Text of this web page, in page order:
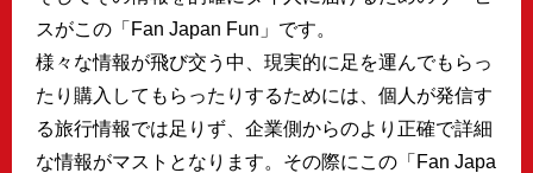
スがこの「Fan Japan Fun」です。
様々な情報が飛び交う中、現実的に足を運んでもらっ
たり購入してもらったりするためには、個人が発信す
る旅行情報では足りず、企業側からのより正確で詳細
な情報がマストとなります。その際にこの「Fan Japa